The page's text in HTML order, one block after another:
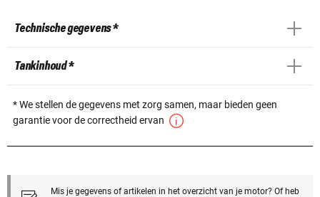
Technische gegevens *
Tankinhoud *
* We stellen de gegevens met zorg samen, maar bieden geen
garantie voor de correctheid ervan
Mis je gegevens of artikelen in het overzicht van je motor? Of heb